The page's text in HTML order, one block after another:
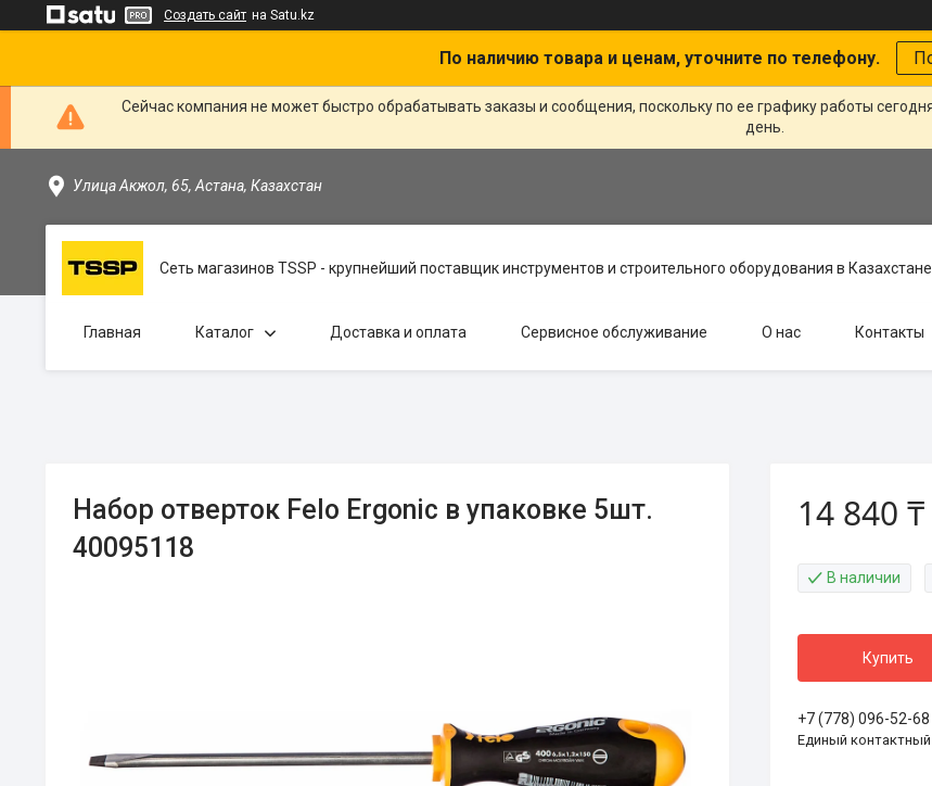
Создать сайт на Satu.kz
По наличию товара и ценам, уточните по телефону.
Сейчас компания не может быстро обрабатывать заказы и сообщения, поскольку по ее графику работы
день.
Улица Акжол, 65, Астана, Казахстан
Сеть магазинов TSSP - крупнейший поставщик инструментов и строительного оборудования в Казахстане
Главная Каталог Доставка и оплата Сервисное обслуживание О нас Контакты
Набор отверток Felo Ergonic в упаковке 5шт.
40095118
14 840 ₸
В наличии
Купить
+7 (778) 096-52-68
Единый